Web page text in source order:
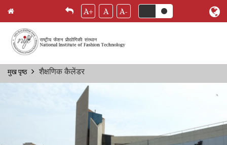
Skip
A+ A A-
Breadcrumb
मुख पृष्ठ शैक्षणिक कैलेंडर